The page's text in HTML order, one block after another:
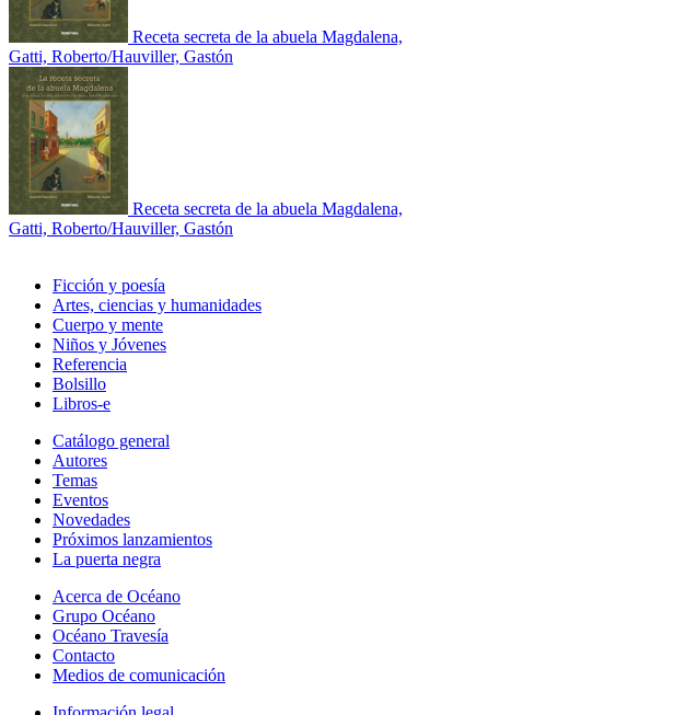
Receta secreta de la abuela Magdalena,
Gatti, Roberto/Hauviller, Gastón
Receta secreta de la abuela Magdalena,
Gatti, Roberto/Hauviller, Gastón
Ficción y poesía
Artes, ciencias y humanidades
Cuerpo y mente
Niños y Jóvenes
Referencia
Bolsillo
Libros-e
Catálogo general
Autores
Temas
Eventos
Novedades
Próximos lanzamientos
La puerta negra
Acerca de Océano
Grupo Océano
Océano Travesía
Contacto
Medios de comunicación